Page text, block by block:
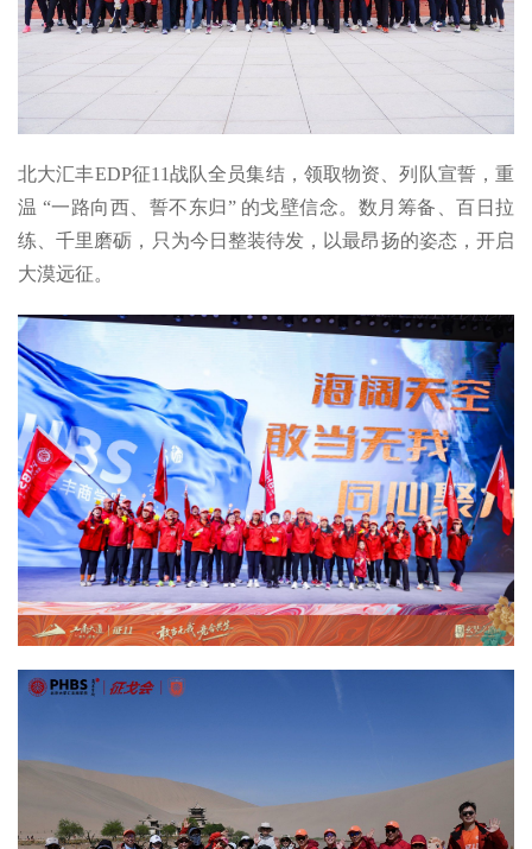
北大汇丰EDP征11战队全员集结，领取物资、列队宣誓，重
温 “一路向西、誓不东归” 的戈壁信念。数月筹备、百日拉
练、千里磨砺，只为今日整装待发，以最昂扬的姿态，开启
大漠远征。